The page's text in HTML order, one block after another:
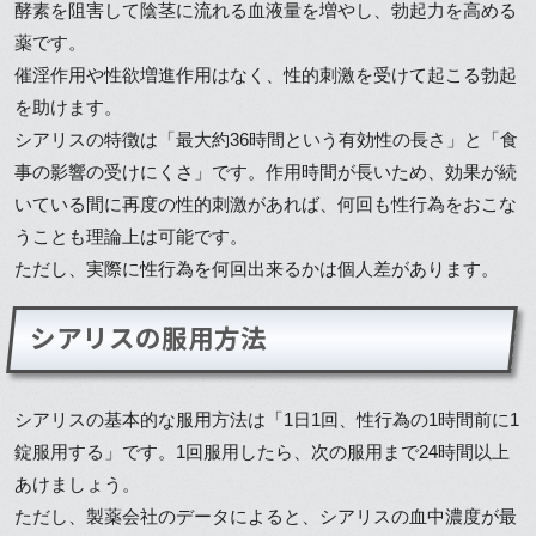
酵素を阻害して陰茎に流れる血液量を増やし、勃起力を高める
薬です。
催淫作用や性欲増進作用はなく、性的刺激を受けて起こる勃起
を助けます。
シアリスの特徴は「最大約36時間という有効性の長さ」と「食
事の影響の受けにくさ」です。作用時間が長いため、効果が続
いている間に再度の性的刺激があれば、何回も性行為をおこな
うことも理論上は可能です。
ただし、実際に性行為を何回出来るかは個人差があります。
シアリスの服用方法
シアリスの基本的な服用方法は「1日1回、性行為の1時間前に1
錠服用する」です。1回服用したら、次の服用まで24時間以上
あけましょう。
ただし、製薬会社のデータによると、シアリスの血中濃度が最